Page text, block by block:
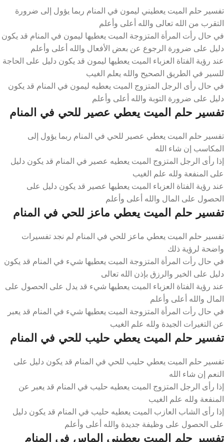
تفسير حلم الميت يعطيني ليمون في المنام ربما يؤول إلى ضرورة
التقرب من الله تعالى والله أعلى وأعلم
في حال رأت المرأة المتزوجة الميت يعطيها ليمون في المنام قد يكون
دليل على ضرورة الرجوع عن بعض الأفعال والله أعلى وأعلم
عند رؤية الفتاة العزباء الميت يعطيها ليمون قد يكون دليل على الحاجة
للسير في الطريق الصحيح والله يعلم الغيب
في حال رأى الرجل المتزوج الميت يعطيه ليمون في المنام قد يكون
دليل على ضرورة التوبة والله أعلى وأعلم
تفسير حلم الميت يعطي عصير للحي في المنام
تفسير حلم الميت يعطي عصير للحي في المنام ربما يؤول إلى
المكاسب إن شاء الله
إذا رأى الرجل المتزوج الميت يعطيه عصير في المنام قد يكون دليل
على المنفعة ولله علم الغيب
عند رؤية الفتاة العزباء الميت يعطيها عصير قد يكون دليل على
الحصول على المال والله أعلى وأعلم
تفسير حلم الميت يعطي ماعز للحي في المنام
تفسير حلم الميت يعطي ماعز للحي في المنام لم نجد تفسيرات
واضحة لرؤية ذلك
في حال رأت المرأة المتزوجة الميت يعطيها شيء في المنام قد يكون
دليل على الخير والرزق بإذن الله تعالى
عند رؤية الفتاة العزباء الميت يعطيها شيء قد يدل على الحصول على
المال والله أعلى وأعلم
في حال رأت المرأة المتزوجة الميت يعطيها شيء في المنام قد يعبر
عن التغيرات الجيدة ولله علم الغيب
تفسير حلم الميت يعطي حليب للحي في المنام
تفسير حلم الميت يعطي حليب للحي في المنام قد يكون دليل على
النعم إن شاء الله
إذا رأى الرجل المتزوج الميت يعطيه حليب في المنام قد يعبر عن
المنفعة ولله علم الغيب
إذا رأى الشاب العازب الميت يعطيه حليب في المنام قد يكون دليل
على الحصول على وظيفة جديدة والله أعلى وأعلم
تفسير حلم الميت يعطيني الماس في المنام